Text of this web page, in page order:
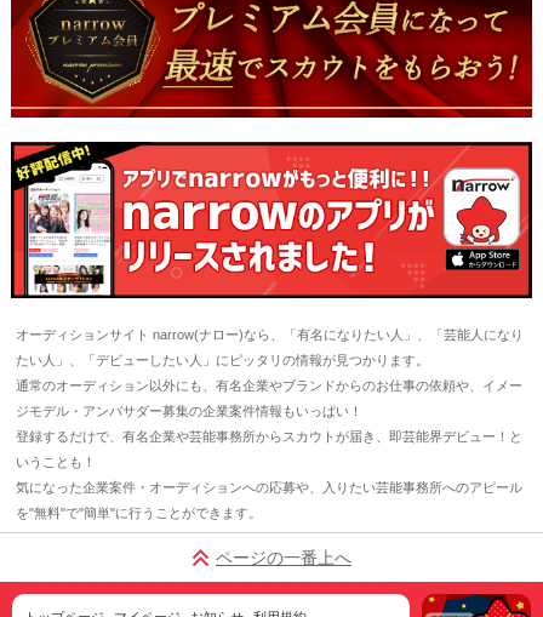
オーディションサイト narrow(ナロー)なら、「有名になりたい人」、「芸能人になり
たい人」、「デビューしたい人」にピッタリの情報が見つかります。
通常のオーディション以外にも、有名企業やブランドからのお仕事の依頼や、イメー
ジモデル・アンバサダー募集の企業案件情報もいっぱい！
登録するだけで、有名企業や芸能事務所からスカウトが届き、即芸能界デビュー！と
いうことも！
気になった企業案件・オーディションへの応募や、入りたい芸能事務所へのアピール
を"無料"で"簡単"に行うことができます。
ページの一番上へ